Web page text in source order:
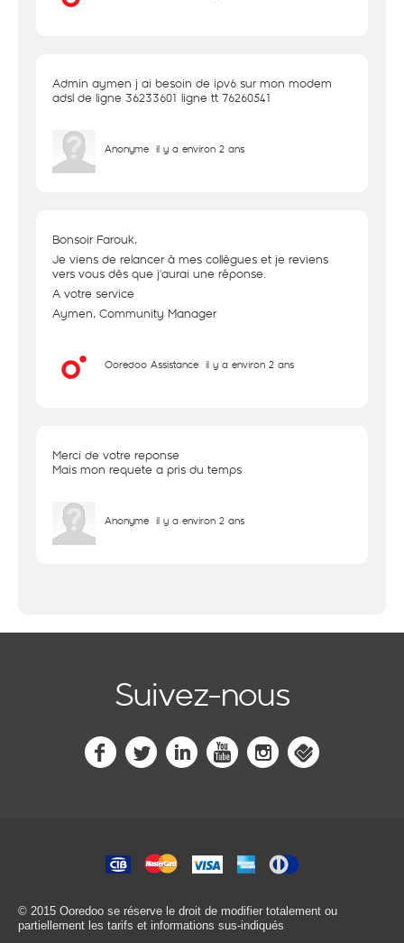
Admin aymen j ai besoin de ipv6 sur mon modem
adsl de ligne 36233601 ligne tt 76260541
Anonyme il y a environ 2 ans
Bonsoir Farouk,
Je viens de relancer à mes collègues et je reviens
vers vous dès que j'aurai une réponse.
A votre service
Aymen, Community Manager
Ooredoo Assistance il y a environ 2 ans
Merci de votre reponse
Mais mon requete a pris du temps
Anonyme il y a environ 2 ans
Suivez-nous
© 2015 Ooredoo se réserve le droit de modifier totalement ou
partiellement les tarifs et informations sus-indiqués